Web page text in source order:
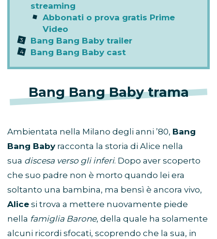
streaming
Abbonati o prova gratis Prime
Video
Bang Bang Baby trailer
Bang Bang Baby cast
Bang Bang Baby trama
Ambientata nella Milano degli anni ’80, Bang
Bang Babyracconta la storia di Alice nella
sua discesa verso gli inferi. Dopo aver scoperto
che suo padre non è morto quando lei era
soltanto una bambina, ma bensì è ancora vivo,
Alice si trova a mettere nuovamente piede
nella famiglia Barone, della quale ha solamente
alcuni ricordi sfocati, scoprendo che la sua, in